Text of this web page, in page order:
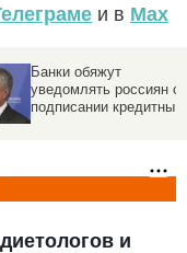
и в Max
Банки обяжут
уведомлять россиян о
подписании кредитных
и